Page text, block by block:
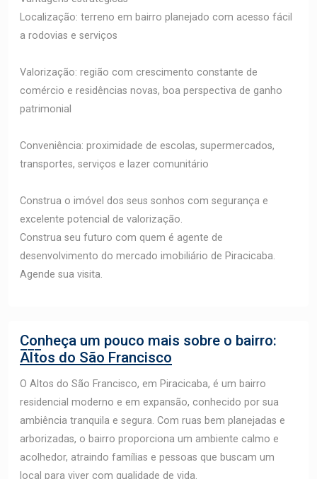
Localização: terreno em bairro planejado com acesso fácil
a rodovias e serviços
Valorização: região com crescimento constante de
comércio e residências novas, boa perspectiva de ganho
patrimonial
Conveniência: proximidade de escolas, supermercados,
transportes, serviços e lazer comunitário
Construa o imóvel dos seus sonhos com segurança e
excelente potencial de valorização.
Construa seu futuro com quem é agente de
desenvolvimento do mercado imobiliário de Piracicaba.
Agende sua visita.
Conheça um pouco mais sobre o bairro:
Altos do São Francisco
O Altos do São Francisco, em Piracicaba, é um bairro
residencial moderno e em expansão, conhecido por sua
ambiência tranquila e segura. Com ruas bem planejadas e
arborizadas, o bairro proporciona um ambiente calmo e
acolhedor, atraindo famílias e pessoas que buscam um
local para viver com qualidade de vida.